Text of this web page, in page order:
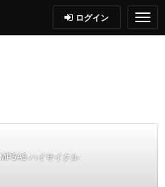
ログイン
MP5A5 ハイサイクル